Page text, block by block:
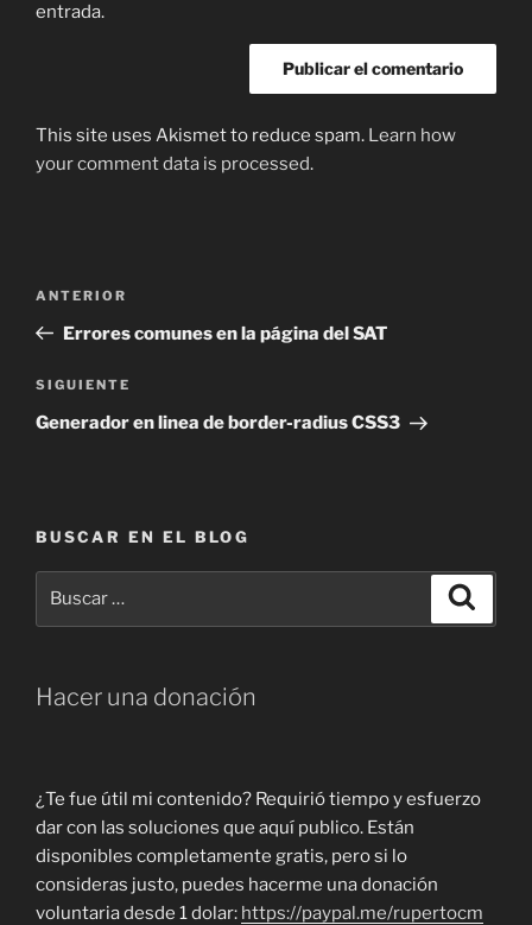
entrada.
This site uses Akismet to reduce spam. Learn how
your comment data is processed.
entradas
Entrada
anterior:
ANTERIOR
Errores comunes en la página del SAT
Siguiente
entrada
SIGUIENTE
Generador en linea de border-radius CSS3
BUSCAR EN EL BLOG
Hacer una donación
¿Te fue útil mi contenido? Requirió tiempo y esfuerzo
dar con las soluciones que aquí publico. Están
disponibles completamente gratis, pero si lo
consideras justo, puedes hacerme una donación
voluntaria desde 1 dolar: https://paypal.me/rupertocm